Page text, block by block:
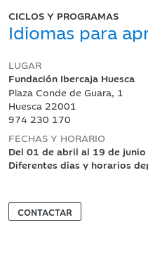
CICLOS Y PROGRAMAS
Idiomas para
LUGAR
Fundación Ibercaja Huesca
Plaza Conde de Guara, 1
Huesca 22001
974 230 170
FECHAS Y HORARIO
Del 01 de abril al 19 de
Diferentes días y horarios
CONTACTAR